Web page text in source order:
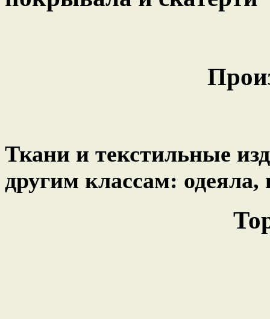
Ткани и текстильные
другим классам: